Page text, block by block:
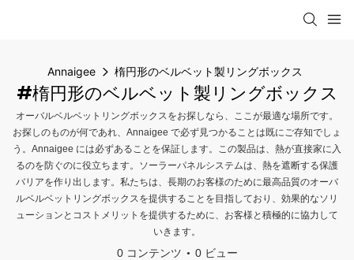
Annaigee 楕円形のベルベット製リングボックス
#楕円形のベルベット製リングボックス
オーバルベルベットリングボックスをお探しなら、ここが最適な場所です。
お探しのものが何であれ、Annaigee で必ず見つかることは既にご存知でしょ
う。Annaigee には必ずあることを保証します。この製品は、熱が直接家に入
るのを防ぐのに役立ちます。ソーラーパネルシステムは、熱を遮断する保護
バリアを作り出します。私たちは、長期のお客様のために最高品質のオーバ
ルベルベットリングボックスを提供することを目指しており、効果的なソリ
ューションとコストメリットを提供するために、お客様と積極的に協力して
いきます。
0 コンテンツ 0 ビュー